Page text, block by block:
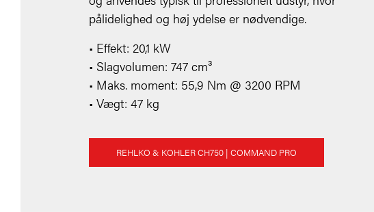
pålidelighed og høj ydelse er nødvendige.
• Effekt: 20,1 kW
• Slagvolumen: 747 cm³
• Maks. moment: 55,9 Nm @ 3200 RPM
• Vægt: 47 kg
REHLKO & KOHLER CH750 | COMMAND PRO